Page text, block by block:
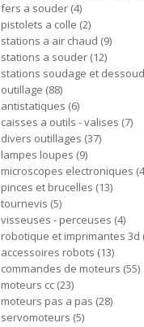
fers a souder 4
pistolets a colle 2
stations a air chaud 9
stations a souder 12
stations soudage et
outillage 88
antistatiques 6
caisses a outils - valises 7
divers outillages 37
lampes loupes 9
microscopes electroniques 4
pinces et brucelles 13
tournevis 5
visseuses - perceuses 4
robotique et imprimantes 3d
accessoires robots 13
commandes de moteurs 55
moteurs cc 23
moteurs pas a pas 28
servomoteurs 5